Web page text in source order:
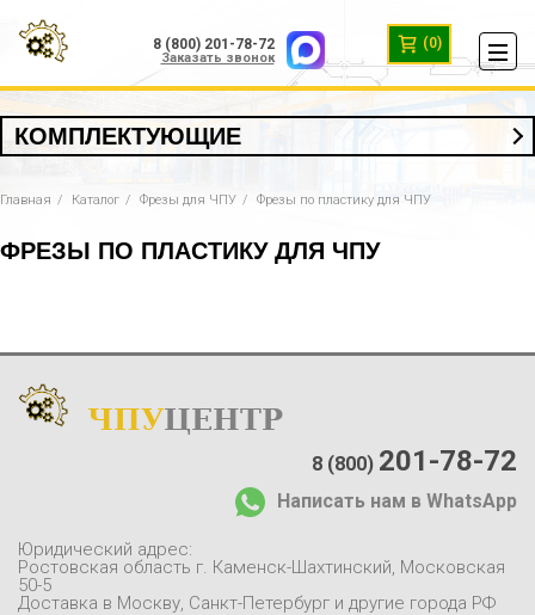
8 (800) 201-78-72
Заказать звонок
(0)
КОМПЛЕКТУЮЩИЕ
Главная Каталог Фрезы для ЧПУ Фрезы по пластику для ЧПУ
ФРЕЗЫ ПО ПЛАСТИКУ ДЛЯ ЧПУ
ЧПУЦЕНТР
Доставка и оплата
Контакты
8 (800) 201-78-72
Написать нам в WhatsApp
Юридический адрес:
Ростовская область г. Каменск-Шахтинский, Московская
50-5
Доставка в Москву, Санкт-Петербург и другие города РФ